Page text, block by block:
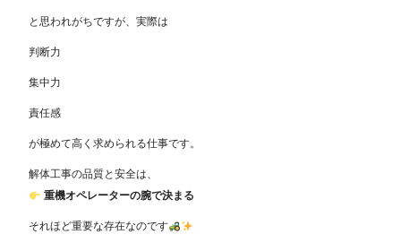
と思われがちですが、実際は
判断力
集中力
責任感
が極めて高く求められる仕事です。
解体工事の品質と安全は、
重機オペレーターの腕で決まる
それほど重要な存在なのです